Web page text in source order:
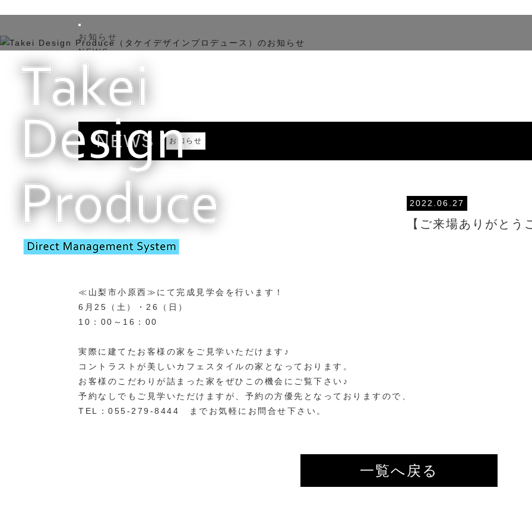
お知らせ
NEWS
施工実例
WORKS
こだわり
会社概要
ABOUT US
ブログ
CONTACT
Instagram
NEWS お知らせ
2022.06.27
【ご来場ありがとう
≪山梨市小原西≫にて完成見学会を行います！
6月25（土）・26（日）
10：00～16：00
実際に建てたお客様の家をご見学いただけます♪
コントラストが美しいカフェスタイルの家となっております。
お客様のこだわりが詰まった家をぜひこの機会にご覧下さい♪
予約なしでもご見学いただけますが、予約の方優先となっておりますので、
TEL：055-279-8444 までお気軽にお問合せ下さい。
一覧へ戻る